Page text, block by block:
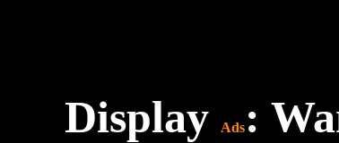
Display Ads: